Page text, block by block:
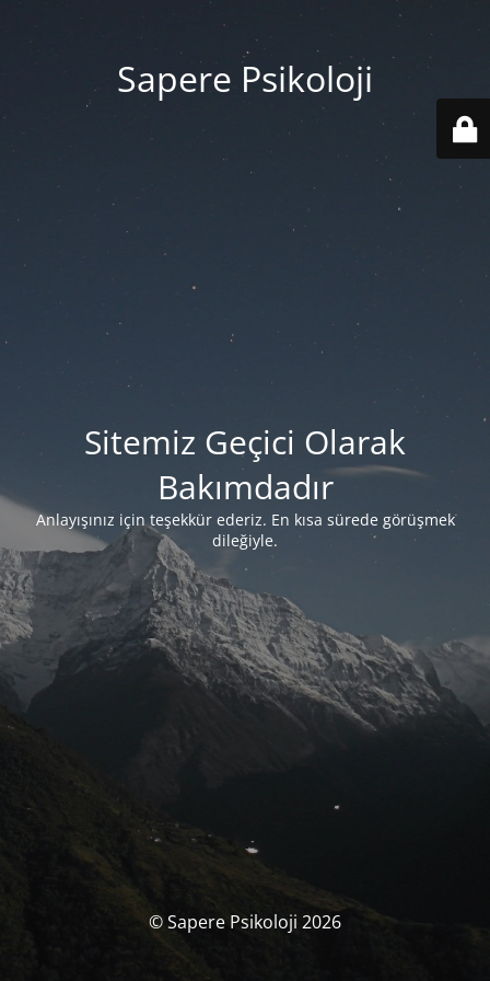
Sapere Psikoloji
Sitemiz Geçici Olarak
Bakımdadır
Anlayışınız için teşekkür ederiz. En kısa sürede görüşmek
dileğiyle.
© Sapere Psikoloji 2026